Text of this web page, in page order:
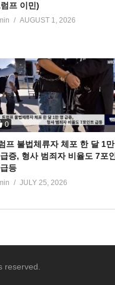
프 이민)
AUGUST 1, 2026
0
프 불법체류자 체포 한 달 1만
증, 형사 범죄자 비율도 7포인
등
JULY 25, 2026
reserved.